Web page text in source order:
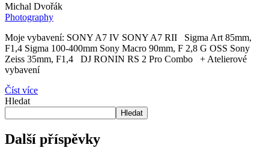
Michal Dvořák
Photography
Moje vybavení: SONY A7 IV SONY A7 RII Sigma Art 85mm,
F1,4 Sigma 100-400mm Sony Macro 90mm, F 2,8 G OSS Sony
Zeiss 35mm, F1,4 DJ RONIN RS 2 Pro Combo + Atelierové
vybavení
Číst více
Hledat
Hledat
Další příspěvky